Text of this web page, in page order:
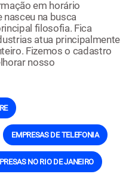
em horário
nasceu na busca
filosofia. Fica
atua principalmente
Fizemos o cadastro
nosso
EMPRESAS DE TELEFONIA
NO RIO DE JANEIRO